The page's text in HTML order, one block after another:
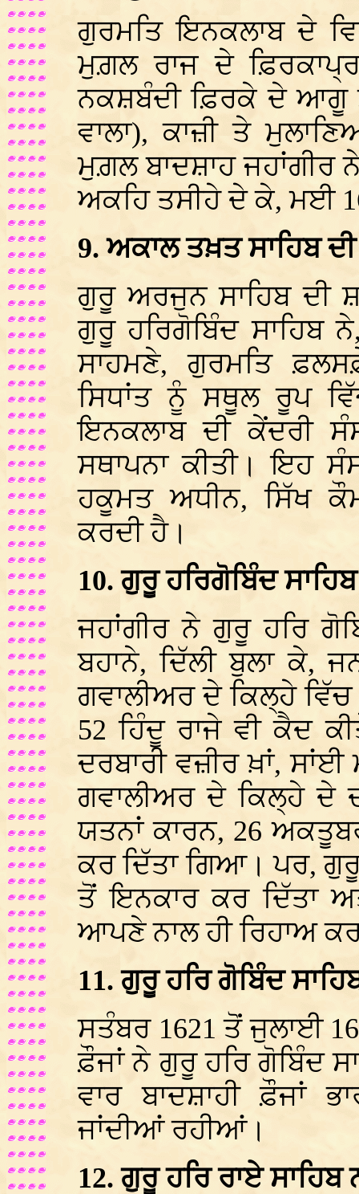
ਗੁਰਮਤਿ ਇਨਕਲਾਬ ਦੇ
ਮੁਗ਼ਲ ਰਾਜ ਦੇ
ਨਕਸ਼ਬੰਦੀ ਫ਼ਿਰਕੇ ਦੇ ਆਗੂ
ਵਾਲਾ), ਕਾਜ਼ੀ ਤੇ
ਮੁਗ਼ਲ ਬਾਦਸ਼ਾਹ
ਅਕਹਿ ਤਸੀਹੇ ਦੇ ਕੇ, ਮਈ
9. ਅਕਾਲ ਤਖ਼ਤ ਸਾਹਿਬ
ਗੁਰੂ ਅਰਜੁਨ ਸਾਹਿਬ ਦੀ
ਗੁਰੂ ਹਰਿਗੋਬਿੰਦ ਸਾਹਿਬ
ਸਾਹਮਣੇ, ਗੁਰਮਤਿ
ਸਿਧਾਂਤ ਨੂੰ ਸਥੂਲ ਰੂਪ
ਇਨਕਲਾਬ ਦੀ ਕੇਂਦਰੀ
ਸਥਾਪਨਾ ਕੀਤੀ। ਇਹ
ਹਕੂਮਤ ਅਧੀਨ, ਸਿੱਖ
ਕਰਦੀ ਹੈ।
10. ਗੁਰੂ ਹਰਿਗੋਬਿੰਦ
ਜਹਾਂਗੀਰ ਨੇ ਗੁਰੂ ਹਰਿ
ਬਹਾਨੇ, ਦਿੱਲੀ ਬੁਲਾ ਕੇ,
ਗਵਾਲੀਅਰ ਦੇ ਕਿਲ੍ਹੇ
52 ਹਿੰਦੂ ਰਾਜੇ ਵੀ ਕੈਦ
ਦਰਬਾਰੀ ਵਜ਼ੀਰ ਖ਼ਾਂ,
ਗਵਾਲੀਅਰ ਦੇ ਕਿਲ੍ਹੇ ਦੇ
ਯਤਨਾਂ ਕਾਰਨ, 26
ਕਰ ਦਿੱਤਾ ਗਿਆ। ਪਰ,
ਤੋਂ ਇਨਕਾਰ ਕਰ ਦਿੱਤਾ
ਆਪਣੇ ਨਾਲ ਹੀ ਰਿਹਾਅ
11. ਗੁਰੂ ਹਰਿ ਗੋਬਿੰਦ
ਸਤੰਬਰ 1621 ਤੋਂ ਜੁਲਾਈ
ਫ਼ੌਜਾਂ ਨੇ ਗੁਰੂ ਹਰਿ ਗੋਬਿੰਦ
ਵਾਰ ਬਾਦਸ਼ਾਹੀ ਫ਼ੌਜਾਂ
ਜਾਂਦੀਆਂ ਰਹੀਆਂ।
12. ਗੁਰੂ ਹਰਿ ਰਾਏ